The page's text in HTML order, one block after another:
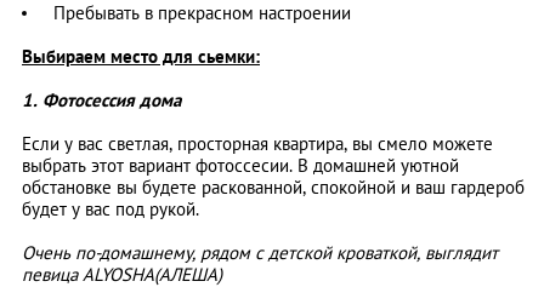
Пребывать в прекрасном настроении
Выбираем место для сьемки:
1. Фотосессия дома
Если у вас светлая, просторная квартира, вы смело можете
выбрать этот вариант фотоссесии. В домашней уютной
обстановке вы будете раскованной, спокойной и ваш гардероб
будет у вас под рукой.
Очень по-домашнему, рядом с детской кроваткой, выглядит
певица ALYOSHA(АЛЕША)